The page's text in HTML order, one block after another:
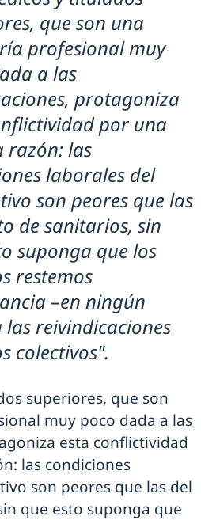
que son una
profesional muy
a las
protagoniza
por una
razón: las
laborales del
son peores que las
de sanitarios, sin
suponga que los
restemos
–en ningún
las reivindicaciones
colectivos".
superiores, que son
muy poco dada a las
esta conflictividad
las condiciones
son peores que las del
que esto suponga que